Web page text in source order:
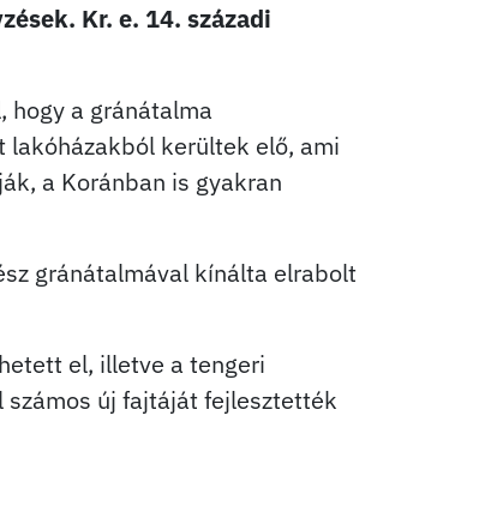
Kr. e. 14. századi
hogy a gránátalma
kerültek elő, ami
a Koránban is gyakran
gránátalmával kínálta elrabolt
el, illetve a tengeri
új fajtáját fejlesztették